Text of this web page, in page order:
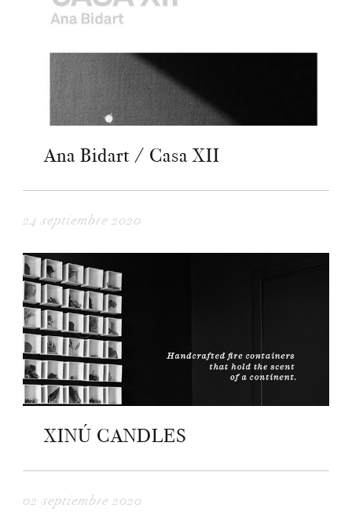
Ana Bidart / Casa XII
24 septiembre 2020
XINÚ CANDLES
02 septiembre 2020